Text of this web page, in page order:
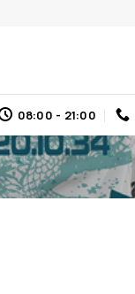
08:00 - 21:00